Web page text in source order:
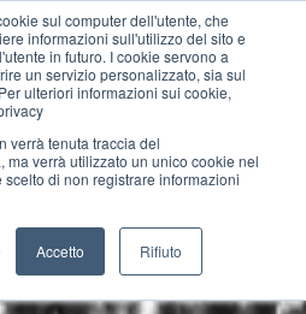
sul computer dell'utente, che
informazioni sull'utilizzo del sito e
in futuro. I cookie servono a
un servizio personalizzato, sia sul
ulteriori informazioni sui cookie,
verrà tenuta traccia del
ma verrà utilizzato un unico cookie nel
di non registrare informazioni
Accetto Rifiuto